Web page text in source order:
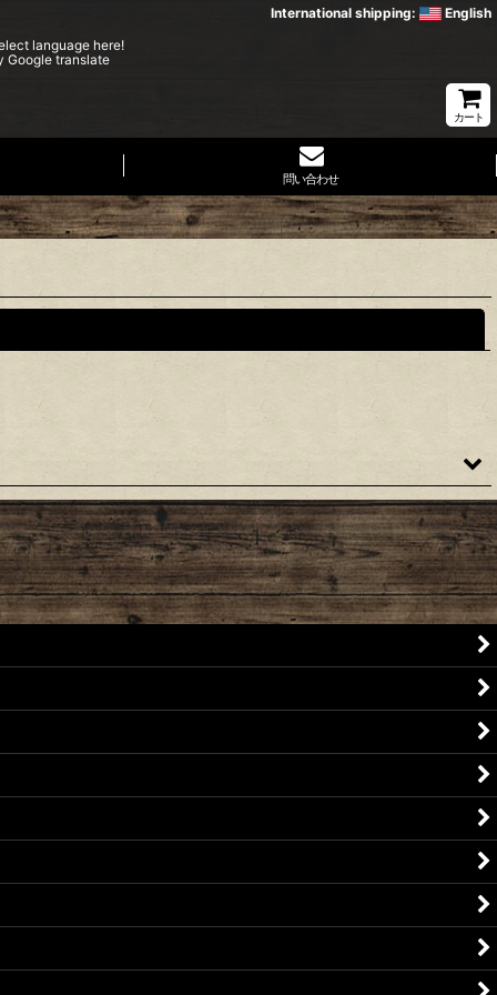
International shipping:
English
language here!
Google translate
カート
問い合わせ